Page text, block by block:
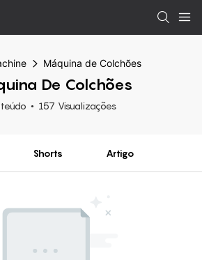
Máquina de Colchões
De Colchões
157 Visualizações
Shorts Artigo